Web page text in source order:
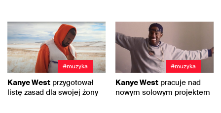
#muzyka
Kanye West przygotował
listę zasad dla swojej żony
#muzyka
Kanye West pracuje nad
nowym solowym projektem